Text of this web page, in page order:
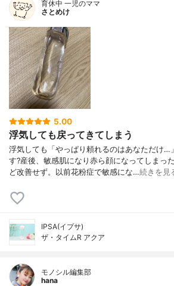
育休中 一児のママ
さとめけ
5.00
浮気しても戻ってきてしまう
浮気しても「やっぱり頼れるのはあなただけ…
す?産後、敏感肌になり赤ら顔になってしまっ
ど改善せず。以前花粉症で敏感にな…続きを見
IPSA(イプサ)
ザ・タイムR アクア
モノシル編集部
hana